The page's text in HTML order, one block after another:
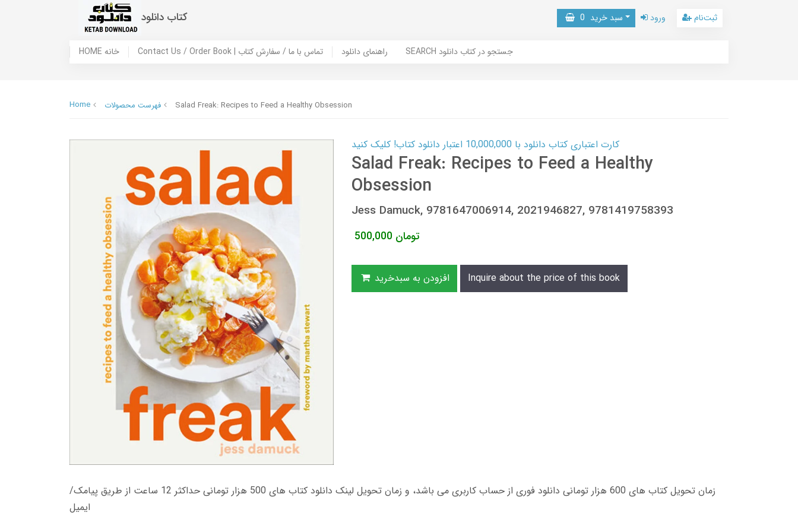
کتاب دانلود سبد خرید 0 ورود ثبت‌نام
HOME خانه Contact Us / Order Book | تماس با ما / سفارش کتاب راهنمای دانلود SEARCH جستجو در کتاب دانلود
Home فهرست محصولات Salad Freak: Recipes to Feed a Healthy Obsession
کارت اعتباری کتاب دانلود با 10,000,000 اعتبار دانلود کتاب! کلیک کنید
Salad Freak: Recipes to Feed a Healthy
Obsession
Jess Damuck, 9781647006914, 2021946827, 9781419758393
500,000 تومان
افزودن به سبدخرید Inquire about the price of this book
زمان تحویل کتاب های 600 هزار تومانی دانلود فوری از حساب کاربری می باشد، و زمان تحویل لینک دانلود کتاب های 500 هزار تومانی حداکثر 12 ساعت از طریق پیامک/
ایمیل